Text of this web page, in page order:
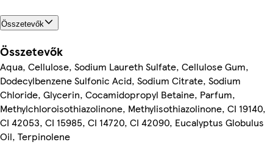
Összetevők
Összetevők
Aqua, Cellulose, Sodium Laureth Sulfate, Cellulose Gum,
Dodecylbenzene Sulfonic Acid, Sodium Citrate, Sodium
Chloride, Glycerin, Cocamidopropyl Betaine, Parfum,
Methylchloroisothiazolinone, Methylisothiazolinone, CI 19140,
CI 42053, CI 15985, CI 14720, CI 42090, Eucalyptus Globulus
Oil, Terpinolene